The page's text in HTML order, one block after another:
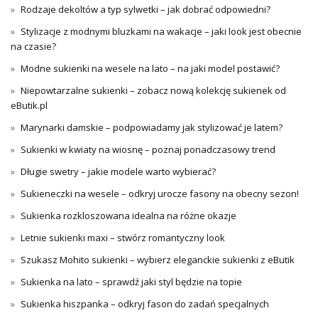
Rodzaje dekoltów a typ sylwetki – jak dobrać odpowiedni?
Stylizacje z modnymi bluzkami na wakacje – jaki look jest obecnie
na czasie?
Modne sukienki na wesele na lato – na jaki model postawić?
Niepowtarzalne sukienki – zobacz nową kolekcję sukienek od
eButik.pl
Marynarki damskie – podpowiadamy jak stylizować je latem?
Sukienki w kwiaty na wiosnę – poznaj ponadczasowy trend
Długie swetry – jakie modele warto wybierać?
Sukieneczki na wesele – odkryj urocze fasony na obecny sezon!
Sukienka rozkloszowana idealna na różne okazje
Letnie sukienki maxi – stwórz romantyczny look
Szukasz Mohito sukienki – wybierz eleganckie sukienki z eButik
Sukienka na lato – sprawdź jaki styl będzie na topie
Sukienka hiszpanka – odkryj fason do zadań specjalnych